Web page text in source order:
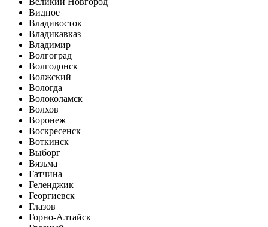
Видное
Владивосток
Владикавказ
Владимир
Волгоград
Волгодонск
Волжский
Вологда
Волоколамск
Волхов
Воронеж
Воскресенск
Воткинск
Выборг
Вязьма
Гатчина
Геленджик
Георгиевск
Глазов
Горно-Алтайск